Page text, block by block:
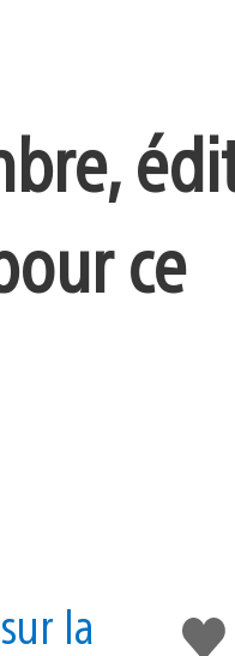
ce
J'aime
la